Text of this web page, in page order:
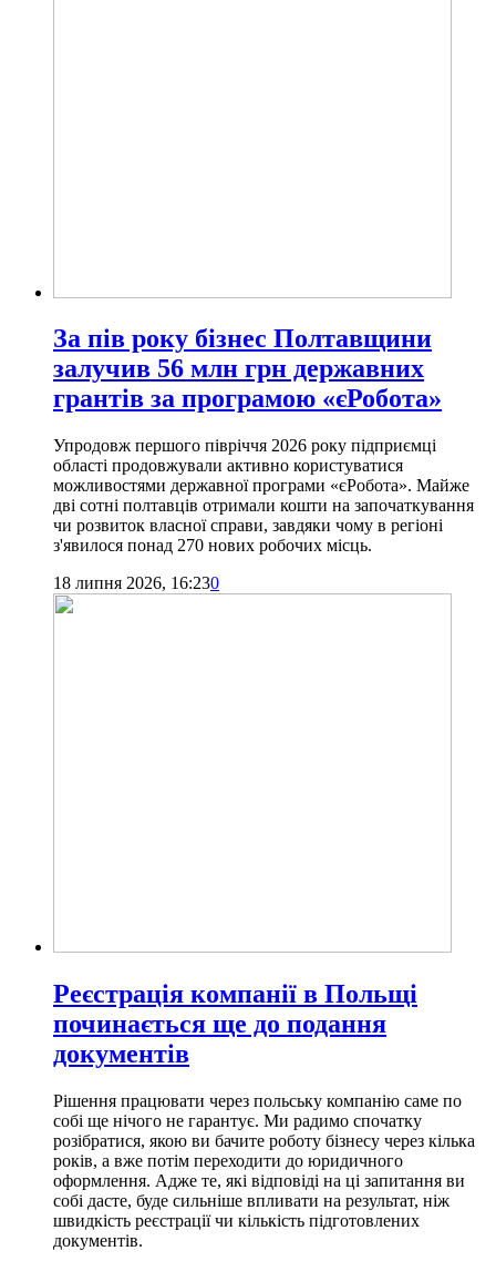
За пів року бізнес Полтавщини
залучив 56 млн грн державних
грантів за програмою «єРобота»
Упродовж першого півріччя 2026 року підприємці
області продовжували активно користуватися
можливостями державної програми «єРобота». Майже
дві сотні полтавців отримали кошти на започаткування
чи розвиток власної справи, завдяки чому в регіоні
з'явилося понад 270 нових робочих місць.
18 липня 2026, 16:230
Реєстрація компанії в Польщі
починається ще до подання
документів
Рішення працювати через польську компанію саме по
собі ще нічого не гарантує. Ми радимо спочатку
розібратися, якою ви бачите роботу бізнесу через кілька
років, а вже потім переходити до юридичного
оформлення. Адже те, які відповіді на ці запитання ви
собі дасте, буде сильніше впливати на результат, ніж
швидкість реєстрації чи кількість підготовлених
документів.